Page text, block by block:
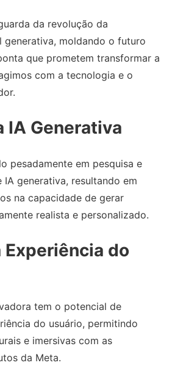
da revolução da
moldando o futuro
que prometem transformar a
com a tecnologia e o
IA Generativa
pesadamente em pesquisa e
generativa, resultando em
na capacidade de gerar
realista e personalizado.
Experiência do
tem o potencial de
do usuário, permitindo
e imersivas com as
da Meta.